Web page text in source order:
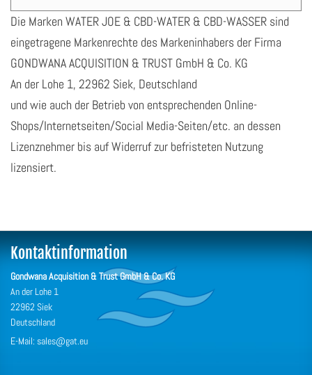
Die Marken WATER JOE & CBD-WATER & CBD-WASSER sind
eingetragene Markenrechte des Markeninhabers der Firma
GONDWANA ACQUISITION & TRUST GmbH & Co. KG
An der Lohe 1, 22962 Siek, Deutschland
und wie auch der Betrieb von entsprechenden Online-
Shops/Internetseiten/Social Media-Seiten/etc. an dessen
Lizenznehmer bis auf Widerruf zur befristeten Nutzung
lizensiert.
Kontaktinformation
Gondwana Acquisition & Trust GmbH & Co. KG
An der Lohe 1
22962 Siek
Deutschland
E-Mail: sales@gat.eu